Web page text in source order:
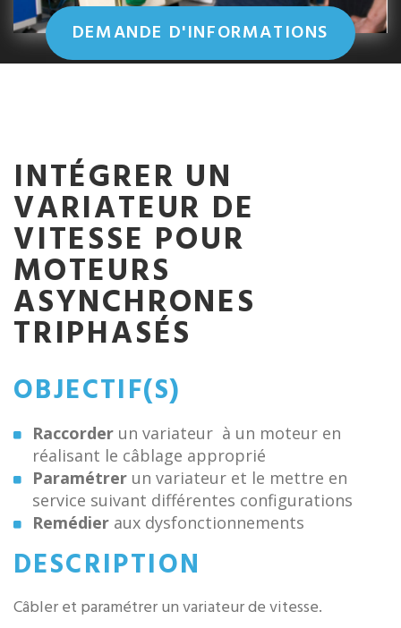
DEMANDE D'INFORMATIONS
INTÉGRER UN
VARIATEUR DE
VITESSE POUR
MOTEURS
ASYNCHRONES
TRIPHASÉS
OBJECTIF(S)
Raccorder un variateur à un moteur en
réalisant le câblage approprié
Paramétrer un variateur et le mettre en
service suivant différentes configurations
Remédier aux dysfonctionnements
DESCRIPTION
Câbler et paramétrer un variateur de vitesse.